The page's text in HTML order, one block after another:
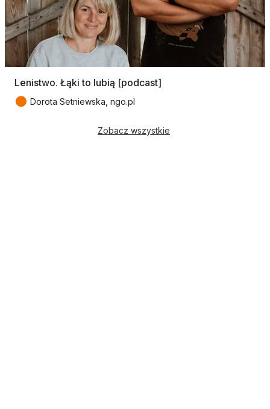
Lenistwo. Łąki to lubią [podcast]
● Dorota Setniewska, ngo.pl
Zobacz wszystkie